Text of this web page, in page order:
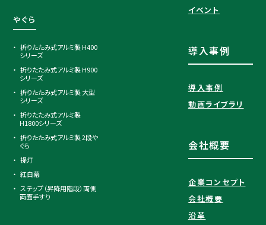
やぐら
折りたたみ式アルミ製 H400
シリーズ
折りたたみ式アルミ製 H900
シリーズ
折りたたみ式アルミ製 大型
シリーズ
折りたたみ式アルミ製
H1800シリーズ
折りたたみ式アルミ製 2段や
ぐら
提灯
紅白幕
ステップ（昇降用階段）両側
両面手すり
イベント
導入事例
導入事例
動画ライブラリ
会社概要
企業コンセプト
会社概要
沿革